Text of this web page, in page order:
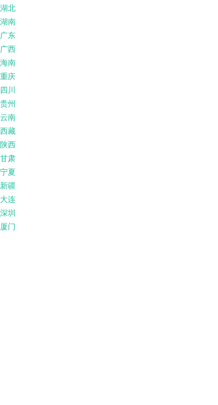
湖北
湖南
广东
广西
海南
重庆
四川
贵州
云南
西藏
陕西
甘肃
宁夏
新疆
大连
深圳
厦门